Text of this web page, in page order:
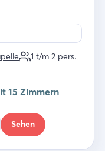
1 t/m 2 pers.
15 Zimmern
Sehen